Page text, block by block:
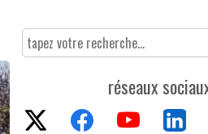
réseaux